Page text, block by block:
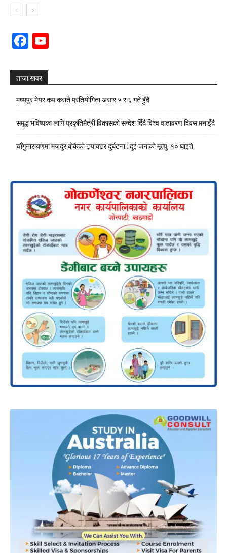
Facebook
ताजा खवर
मध्यपुर मेयर कप कराते प्रतियोगिता असार ५ र ६ गते हुँदै
समृद्ध भविष्यका लागि प्रकृतिमैत्री विकासको सन्देश दिँदै विश्व वातावरण दिवस मनाइँदै
चाँगुनारायणमा मजदुर बोकेको ट्र्याक्टर दुर्घटना : दुई जनाको मृत्यु, १० घाइते